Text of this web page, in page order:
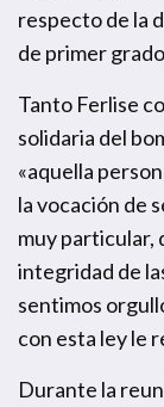
respecto de la
de primer
Tanto Ferlise
solidaria del
«aquella
la vocación de
muy particular,
integridad de
sentimos
con esta ley le
Durante la